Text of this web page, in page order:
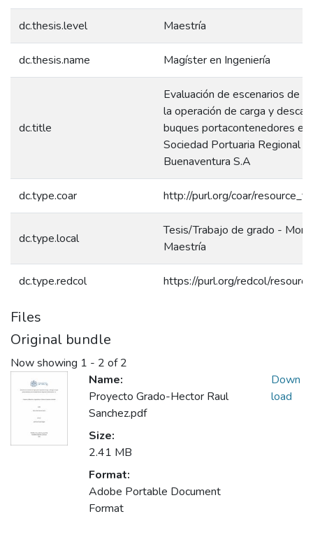
dc.thesis.level Maestría
dc.thesis.name Magíster en Ingeniería
dc.title
Evaluación de escenarios de
la operación de carga y
buques portacontenedores en
Sociedad Portuaria Regional
Buenaventura S.A
dc.type.coar http://purl.org/coar/
dc.type.local
Tesis/Trabajo de grado -
Maestría
dc.type.redcol https://purl.org/redcol/
Files
Original bundle
Now showing 1 - 2 of 2
Name:
Proyecto Grado-Hector Raul
Sanchez.pdf
Size:
2.41 MB
Format:
Adobe Portable Document
Format
Down
load